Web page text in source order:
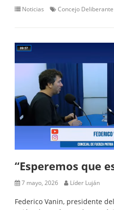
Noticias Concejo
“Esperemos que
7 mayo, 2026 Líder Luján
Federico Vanin, presidente